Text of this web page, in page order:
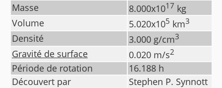
Masse
8.000x1017 kg
Volume
5.020x105 km3
Densité 3.000 g/cm3
Gravité de surface 0.020 m/s2
Période de rotation 16.188 h
Découvert par
Stephen P. Synnott